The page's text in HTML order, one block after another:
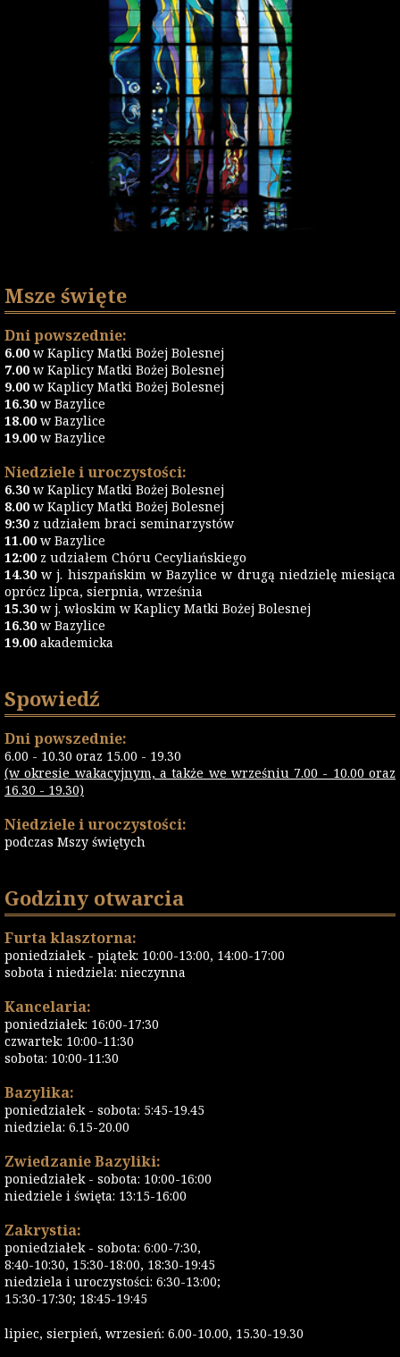
Msze święte
Dni powszednie:
6.00 w Kaplicy Matki Bożej Bolesnej
7.00 w Kaplicy Matki Bożej Bolesnej
9.00 w Kaplicy Matki Bożej Bolesnej
16.30 w Bazylice
18.00 w Bazylice
19.00 w Bazylice
Niedziele i uroczystości:
6.30 w Kaplicy Matki Bożej Bolesnej
8.00 w Kaplicy Matki Bożej Bolesnej
9:30 z udziałem braci seminarzystów
11.00 w Bazylice
12:00 z udziałem Chóru Cecyliańskiego
14.30 w j. hiszpańskim w Bazylice w drugą niedzielę miesiąca
oprócz lipca, sierpnia, września
15.30 w j. włoskim w Kaplicy Matki Bożej Bolesnej
16.30 w Bazylice
19.00 akademicka
Spowiedź
Dni powszednie:
6.00 - 10.30 oraz 15.00 - 19.30
(w okresie wakacyjnym, a także we wrześniu 7.00 - 10.00 oraz
16.30 - 19.30)
Niedziele i uroczystości:
podczas Mszy świętych
Godziny otwarcia
Furta klasztorna:
poniedziałek - piątek: 10:00-13:00, 14:00-17:00
sobota i niedziela: nieczynna
Kancelaria:
poniedziałek: 16:00-17:30
czwartek: 10:00-11:30
sobota: 10:00-11:30
Bazylika:
poniedziałek - sobota: 5:45-19.45
niedziela: 6.15-20.00
Zwiedzanie Bazyliki:
poniedziałek - sobota: 10:00-16:00
niedziele i święta: 13:15-16:00
Zakrystia:
poniedziałek - sobota: 6:00-7:30,
8:40-10:30, 15:30-18:00, 18:30-19:45
niedziela i uroczystości: 6:30-13:00;
15:30-17:30; 18:45-19:45
lipiec, sierpień, wrzesień: 6.00-10.00, 15.30-19.30